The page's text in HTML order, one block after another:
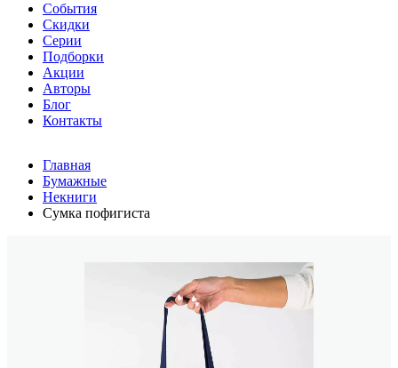
События
Скидки
Серии
Подборки
Акции
Авторы
Блог
Контакты
Главная
Бумажные
Некниги
Сумка пофигиста